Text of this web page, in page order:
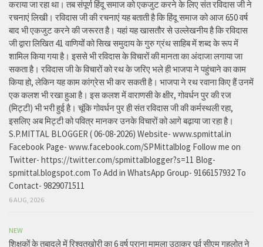
कराया जा रहा था। तब संपूर्ण हिंदू समाज को एकजुट करने के लिए संत रविदास जी ने
रचनाएं लिखी। रविदास जी की रचनाएं यह बताती है कि हिंदू समाज को आज 650 वर्ष
बाद भी एकजुट करने की जरूरत है। यहां यह खासतौर से उल्लेखनीय है कि रविदास
जी द्वारा लिखित 41 वाणियोंं को सिख समुदाय के गुरु ग्रंथ साहिब में शब्द के रूप में
शामिल किया गया है। इससे भी रविदास के विचारों की मानता का अंदाजा लगाया जा
सकता है। रविदास जी के विचारों को रथ के जरिए भले ही भाजपा ने पहुंचाने का काम
किया हो, लेकिन यह काम कांग्रेस भी कर सकती है। भाजपा ने रथ रवाना किए हैं उनमें
एक कलश भी रखा हुआ है। इस कलश में वाराणसी के क्षीर, गोवर्धन पुर की रज
(मिट्टी) भी भरी हुई है। चूंकि गोवर्धन पुर ही संत रविदास जी की कर्मस्थली रहा,
इसलिए अब मिट्टी को पवित्र मानकर उनके विचारों को आगे बढ़ाया जा रहा है।
S.P.MITTAL BLOGGER ( 06-08-2026) Website- www.spmittal.in
Facebook Page- www.facebook.com/SPMittalblog Follow me on
Twitter- https://twitter.com/spmittalblogger?s=11 Blog-
spmittal.blogspot.com To Add in WhatsApp Group- 9166157932 To
Contact- 9829071511
6 AUG, 2026
NEW
शिक्षकों के तबादले में रिश्वतखोरी का 6 वर्ष पुराना मामला उठाकर पूर्व सीएम गहलोत ने